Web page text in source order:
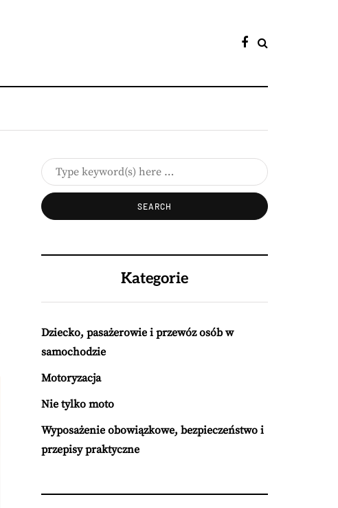
Kategorie
Dziecko, pasażerowie i przewóz osób w
samochodzie
Motoryzacja
Nie tylko moto
Wyposażenie obowiązkowe, bezpieczeństwo i
przepisy praktyczne